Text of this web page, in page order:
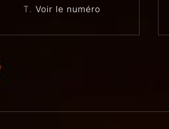
T. Voir le numéro